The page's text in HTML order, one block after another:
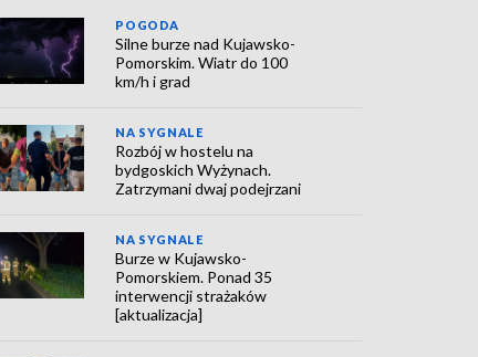
POGODA
Silne burze nad Kujawsko-
Pomorskim. Wiatr do 100
km/h i grad
NA SYGNALE
Rozbój w hostelu na
bydgoskich Wyżynach.
Zatrzymani dwaj podejrzani
NA SYGNALE
Burze w Kujawsko-
Pomorskiem. Ponad 35
interwencji strażaków
[aktualizacja]